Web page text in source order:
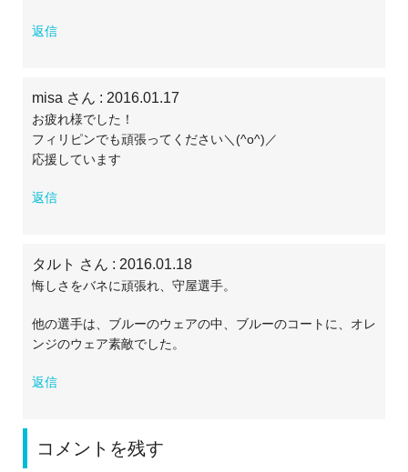
返信
misa さん : 2016.01.17
お疲れ様でした！
フィリピンでも頑張ってください＼(^o^)／
応援しています
返信
タルト さん : 2016.01.18
悔しさをバネに頑張れ、守屋選手。
他の選手は、ブルーのウェアの中、ブルーのコートに、オレ
ンジのウェア素敵でした。
返信
コメントを残す